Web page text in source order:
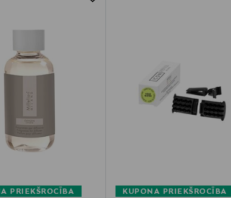
PRIEKŠROCĪBA
KUPONA PRIEKŠROCĪBA